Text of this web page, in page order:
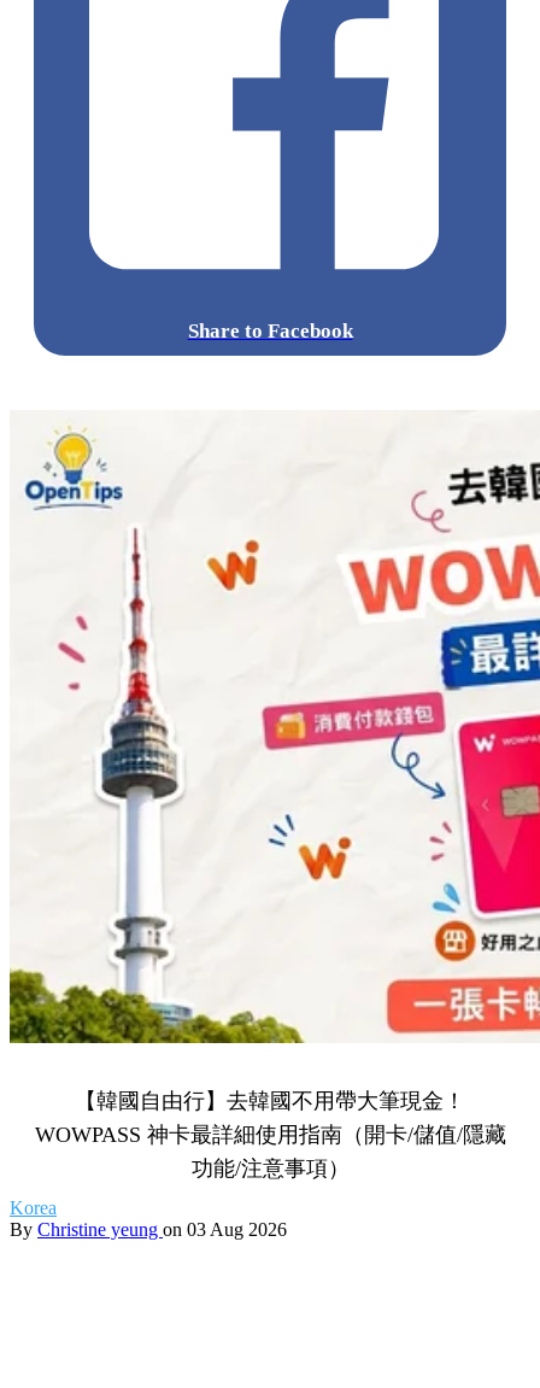
Share to Facebook
【韓國自由行】去韓國不用帶大筆現金！
WOWPASS 神卡最詳細使用指南（開卡/儲值/隱藏
功能/注意事項）
Korea
By Christine yeung on 03 Aug 2026